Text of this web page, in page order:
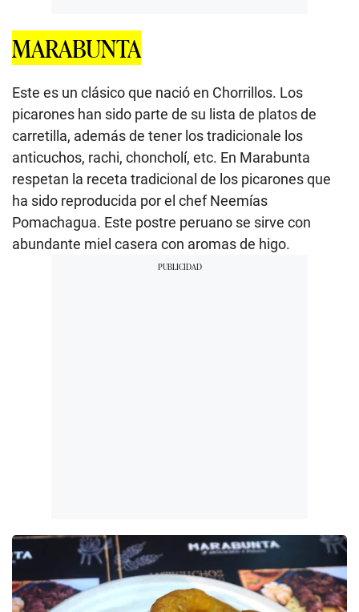
MARABUNTA
Este es un clásico que nació en Chorrillos. Los
picarones han sido parte de su lista de platos de
carretilla, además de tener los tradicionale los
anticuchos, rachi, choncholí, etc. En Marabunta
respetan la receta tradicional de los picarones que
ha sido reproducida por el chef Neemías
Pomachagua. Este postre peruano se sirve con
abundante miel casera con aromas de higo.